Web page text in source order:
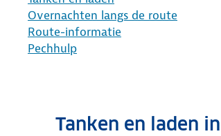
Overnachten langs de route
Route-informatie
Pechhulp
Tanken en laden